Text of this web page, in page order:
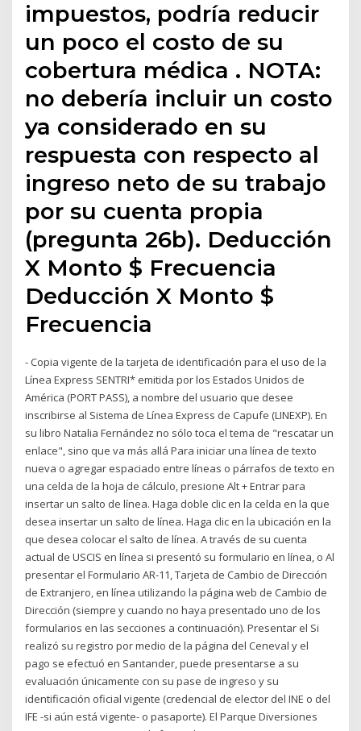
impuestos, podría reducir
un poco el costo de su
cobertura médica . NOTA:
no debería incluir un costo
ya considerado en su
respuesta con respecto al
ingreso neto de su trabajo
por su cuenta propia
(pregunta 26b). Deducción
X Monto $ Frecuencia
Deducción X Monto $
Frecuencia
- Copia vigente de la tarjeta de identificación para el uso de la
Línea Express SENTRI* emitida por los Estados Unidos de
América (PORT PASS), a nombre del usuario que desee
inscribirse al Sistema de Línea Express de Capufe (LINEXP). En
su libro Natalia Fernández no sólo toca el tema de "rescatar un
enlace", sino que va más allá Para iniciar una línea de texto
nueva o agregar espaciado entre líneas o párrafos de texto en
una celda de la hoja de cálculo, presione Alt + Entrar para
insertar un salto de línea. Haga doble clic en la celda en la que
desea insertar un salto de línea. Haga clic en la ubicación en la
que desea colocar el salto de línea. A través de su cuenta
actual de USCIS en línea si presentó su formulario en línea, o Al
presentar el Formulario AR-11, Tarjeta de Cambio de Dirección
de Extranjero, en línea utilizando la página web de Cambio de
Dirección (siempre y cuando no haya presentado uno de los
formularios en las secciones a continuación). Presentar el Si
realizó su registro por medio de la página del Ceneval y el
pago se efectuó en Santander, puede presentarse a su
evaluación únicamente con su pase de ingreso y su
identificación oficial vigente (credencial de elector del INE o del
IFE -si aún está vigente- o pasaporte). El Parque Diversiones